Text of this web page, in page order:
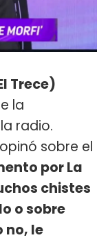
Trece)
la
radio.
sobre el
por La
chistes
o sobre
no, le